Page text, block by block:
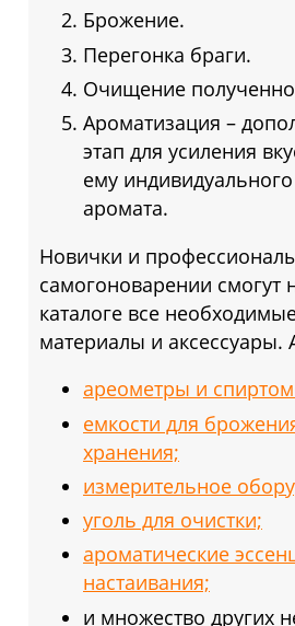
Брожение.
Перегонка браги.
Очищение
Ароматизация –
этап для усиления
ему
аромата.
Новички и
самогоноварении смогут
каталоге все
материалы и аксессуары.
ареометры и
емкости для
хранения;
измерительное
уголь для очистки;
ароматические
настаивания;
и множество других